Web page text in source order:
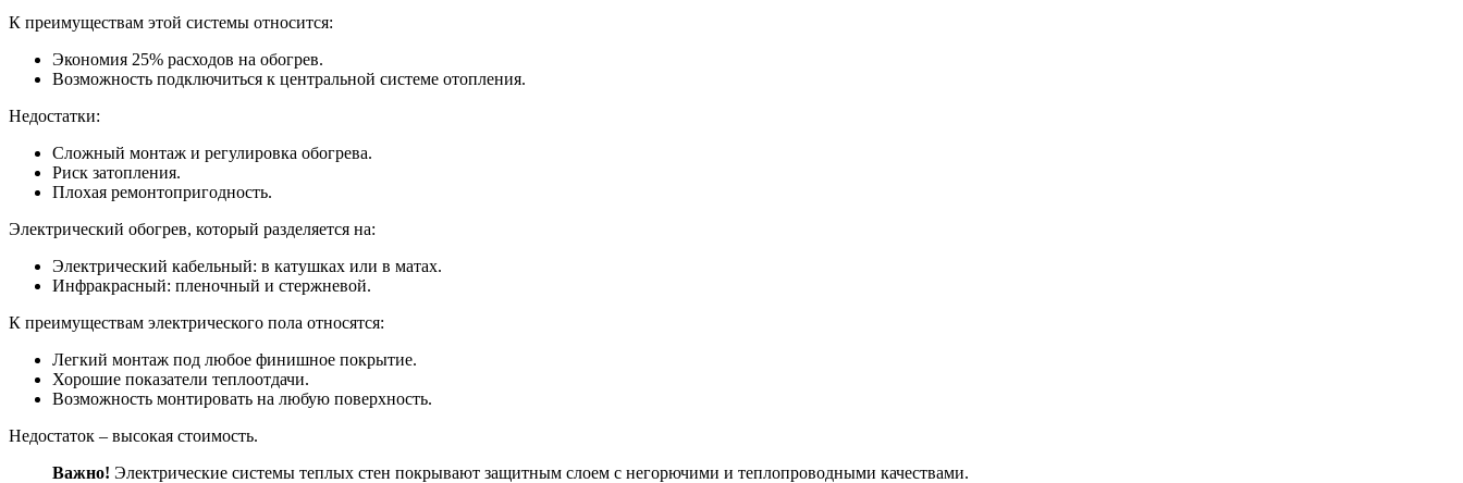
К преимуществам этой системы относится:
Экономия 25% расходов на обогрев.
Возможность подключиться к центральной системе отопления.
Недостатки:
Сложный монтаж и регулировка обогрева.
Риск затопления.
Плохая ремонтопригодность.
Электрический обогрев, который разделяется на:
Электрический кабельный: в катушках или в матах.
Инфракрасный: пленочный и стержневой.
К преимуществам электрического пола относятся:
Легкий монтаж под любое финишное покрытие.
Хорошие показатели теплоотдачи.
Возможность монтировать на любую поверхность.
Недостаток – высокая стоимость.
Важно! Электрические системы теплых стен покрывают защитным слоем с негорючими и теплопроводными качествами.